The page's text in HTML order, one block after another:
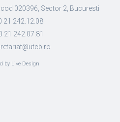
cod 020396, Sector 2, Bucuresti
21 242.12.08
21 242.07.81
by Live Design